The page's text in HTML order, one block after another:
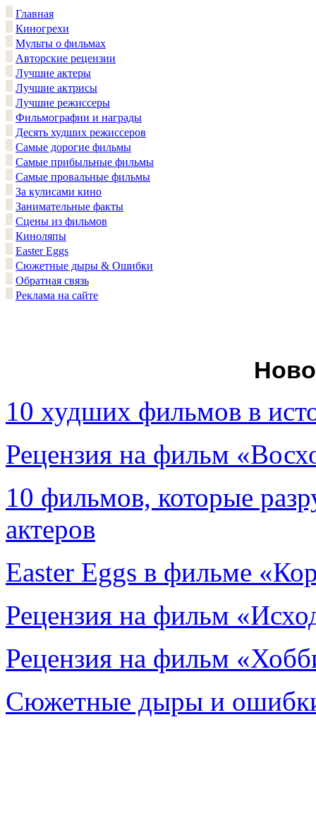
Главная
Киногрехи
Мульты о фильмах
Авторские рецензии
Лучшие актеры
Лучшие актрисы
Лучшие режиссеры
Фильмографии и награды
Десять худших режиссеров
Самые дорогие фильмы
Самые прибыльные фильмы
Самые провальные фильмы
За кулисами кино
Занимательные факты
Сцены из фильмов
Киноляпы
Easter Eggs
Сюжетные дыры & Ошибки
Обратная связь
Реклама на сайте
10 худших фильмов в
Рецензия на фильм
10 фильмов, которые
актеров
Easter Eggs в фильме
Рецензия на фильм
Рецензия на фильм
Сюжетные дыры и